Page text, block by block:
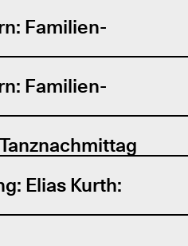
Familien-
Familien-
Elias Kurth: